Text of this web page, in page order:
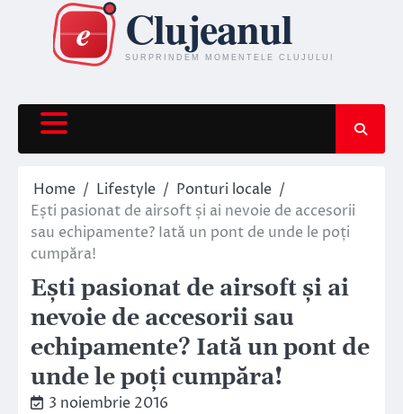
content
Home Lifestyle
Ponturi locale
Ești pasionat de airsoft și ai nevoie de accesorii
sau echipamente? Iată un pont de unde le poți
cumpăra!
Ești pasionat de airsoft și ai
nevoie de accesorii sau
echipamente? Iată un pont de
unde le poți cumpăra!
3 noiembrie 2016